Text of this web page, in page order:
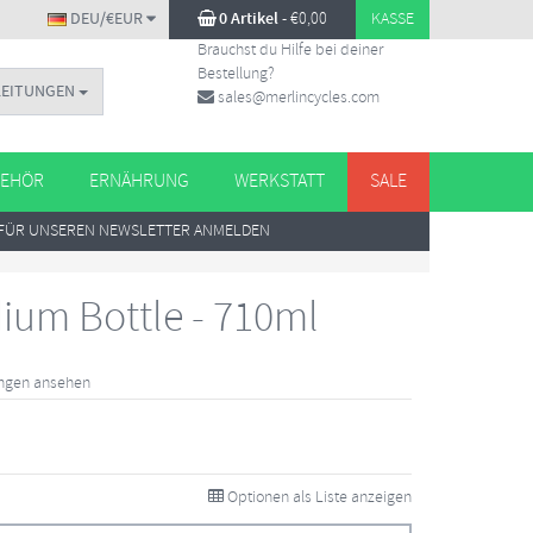
0 Artikel-€0,00 KASSE
DEU/€EUR
Brauchst du Hilfe bei deiner
Bestellung?
sales@merlincycles.com
ERNÄHRUNG WERKSTATT SALE
UNSEREN NEWSLETTER ANMELDEN
Bottle - 710ml
ansehen
Optionen als Liste anzeigen